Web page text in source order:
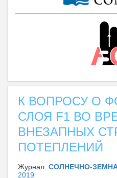
К ВОПРОСУ О
СЛОЯ F1 ВО
ВНЕЗАПНЫХ
ПОТЕПЛЕНИЙ
Журнал: СОЛНЕЧНО-
2019